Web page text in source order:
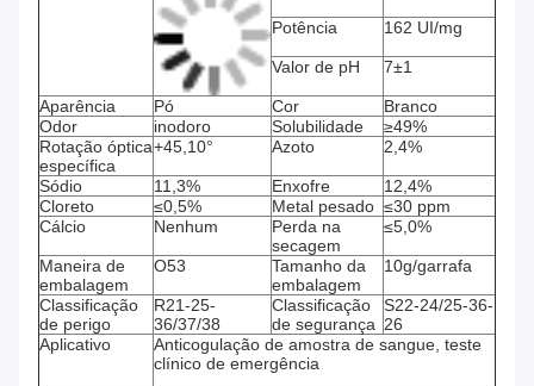
Potência 162 UI/mg
Valor de pH 7±1
Aparência Pó Cor
Branco
Odor
inodoro Solubilidade
≥49%
Rotação óptica
específica
+45,10° Azoto 2,4%
Sódio 11,3% Enxofre
12,4%
Cloreto
≤0,5% Metal pesado ≤30 ppm
Cálcio
Nenhum
Perda na
secagem
≤5,0%
Maneira de
embalagem
O53
Tamanho da
embalagem
10g/garrafa
Classificação
de perigo
R21-25-
36/37/38
Classificação
de segurança
S22-24/25-36-
26
Aplicativo
Anticogulação de amostra de sangue, teste
clínico de emergência